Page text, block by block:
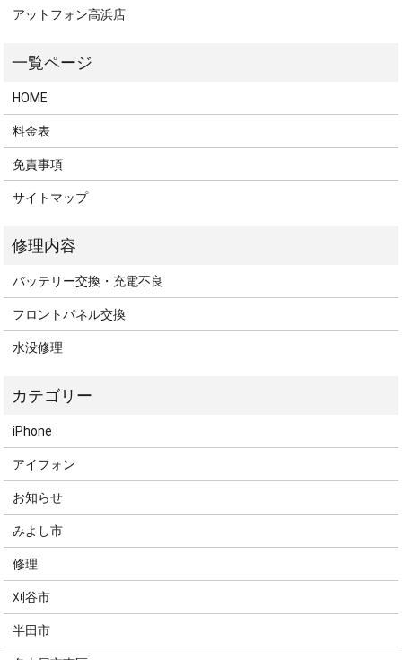
アットフォン高浜店
HOME
料金表
免責事項
サイトマップ
バッテリー交換・充電不良
フロントパネル交換
水没修理
iPhone
アイフォン
お知らせ
みよし市
修理
刈谷市
半田市